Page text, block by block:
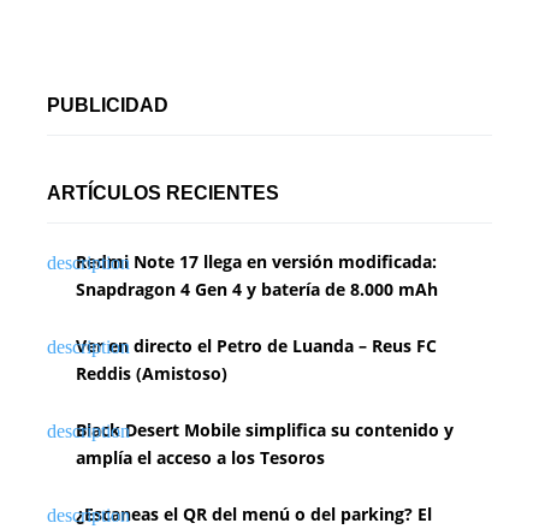
PUBLICIDAD
ARTÍCULOS RECIENTES
Redmi Note 17 llega en versión modificada:
Snapdragon 4 Gen 4 y batería de 8.000 mAh
Ver en directo el Petro de Luanda – Reus FC
Reddis (Amistoso)
Black Desert Mobile simplifica su contenido y
amplía el acceso a los Tesoros
¿Escaneas el QR del menú o del parking? El